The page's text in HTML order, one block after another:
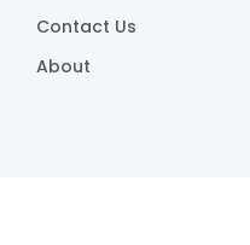
Contact Us
About